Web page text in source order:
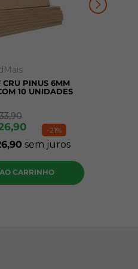
-21%
PINUS 6MM
10 UNIDADES
33,90
,90
,90 sem juros
CARRINHO